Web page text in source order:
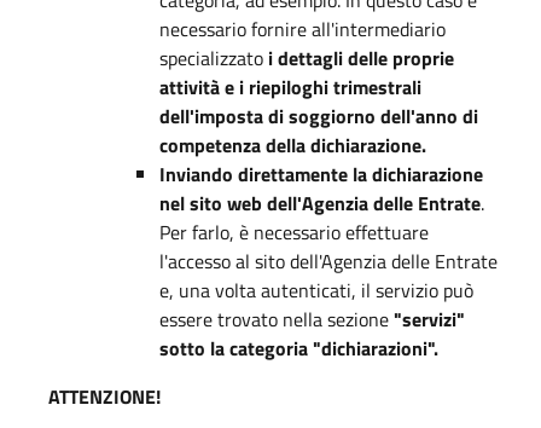
necessario fornire all'intermediario
specializzato i dettagli delle proprie
attività e i riepiloghi trimestrali
dell'imposta di soggiorno dell'anno di
competenza della dichiarazione.
Inviando direttamente la dichiarazione
nel sito web dell'Agenzia delle Entrate.
Per farlo, è necessario effettuare
l'accesso al sito dell'Agenzia delle Entrate
e, una volta autenticati, il servizio può
essere trovato nella sezione"servizi"
sotto la categoria "dichiarazioni".
ATTENZIONE!